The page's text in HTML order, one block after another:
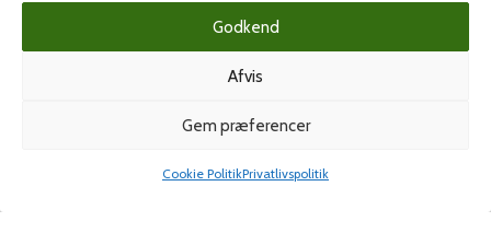
Godkend
Afvis
Gem præferencer
Cookie PolitikPrivatlivspolitik
KAMPAGNE